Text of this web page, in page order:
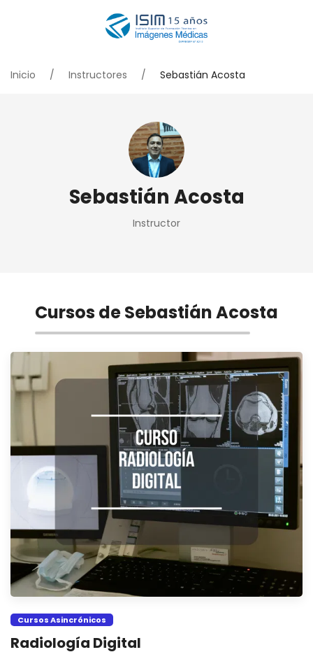
Inicio Instructores Sebastián Acosta
Sebastián Acosta
Instructor
Cursos de Sebastián Acosta
Cursos Asincrónicos
Radiología Digital